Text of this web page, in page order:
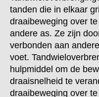
tanden die in elkaar
draaibeweging over
andere as. Ze zijn
verbonden aan
voet.
hulpmiddel om de
draaisnelheid te
draaibeweging over